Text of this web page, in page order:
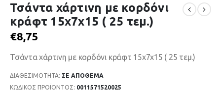
Τσάντα χάρτινη με κορδόνι
κράφτ 15x7x15 ( 25 τεμ.)
€8,75
Τσάντα χάρτινη με κορδόνι κράφτ 15x7x15 ( 25 τεμ.)
ΔΙΑΘΕΣΙΜΌΤΗΤΑ: ΣΕ ΑΠΌΘΕΜΑ
ΚΩΔΙΚΌΣ ΠΡΟΪΌΝΤΟΣ: 0011571520025